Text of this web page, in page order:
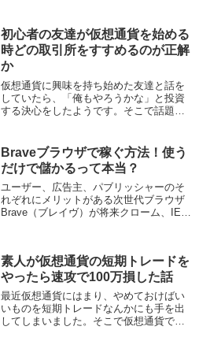
法を紹介します。
初心者の友達が仮想通貨を始める
時どの取引所をすすめるのが正解
か
仮想通貨に興味を持ち始めた友達と話を
していたら、「俺もやろうかな」と投資
する決心をしたようです。そこで話題は
ては初心者心理が働き、意外な要素が取
引所選びにおいて重要であ...
Braveブラウザで稼ぐ方法！使う
だけで儲かるって本当？
ユーザー、広告主、パブリッシャーのそ
れぞれにメリットがある次世代ブラウザ
Brave（ブレイヴ）が将来クローム、IE、
イズする方...
素人が仮想通貨の短期トレードを
やったら速攻で100万損した話
最近仮想通貨にはまり、やめておけばい
いものを短期トレードなんかにも手を出
してしまいました。そこで仮想通貨で素